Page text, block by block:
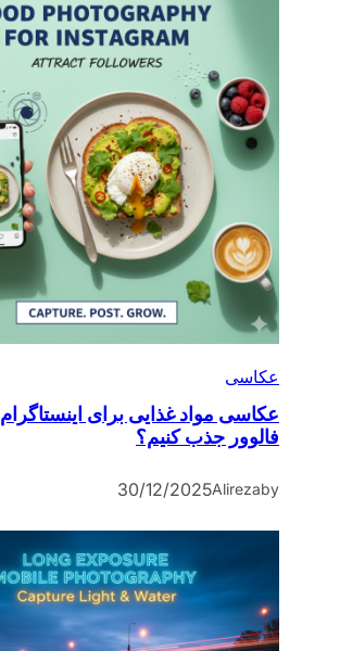
عکاسی
عکاسی مواد غذایی برای
فالوور جذب کنیم؟
by
Alireza
30/12/2025